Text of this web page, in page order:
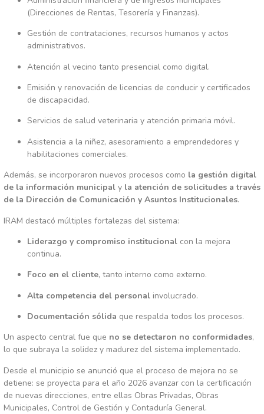
(Direcciones de Rentas, Tesorería y Finanzas).
Gestión de contrataciones, recursos humanos y actos
administrativos.
Atención al vecino tanto presencial como digital.
Emisión y renovación de licencias de conducir y certificados
de discapacidad.
Servicios de salud veterinaria y atención primaria móvil.
Asistencia a la niñez, asesoramiento a emprendedores y
habilitaciones comerciales.
Además, se incorporaron nuevos procesos como la gestión digital
de la información municipal y la atención de solicitudes através
de la Dirección de Comunicación y Asuntos Institucionales.
IRAM destacó múltiples fortalezas del sistema:
Liderazgo y compromiso institucional con la mejora
continua.
Foco en el cliente, tanto interno como externo.
Alta competencia del personal involucrado.
Documentación sólida que respalda todos los procesos.
Un aspecto central fue que no se detectaron no conformidades,
lo que subraya la solidez y madurez del sistema implementado.
Desde el municipio se anunció que el proceso de mejora no se
detiene: se proyecta para el año 2026 avanzar con la certificación
de nuevas direcciones, entre ellas Obras Privadas, Obras
Municipales, Control de Gestión y Contaduría General.